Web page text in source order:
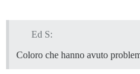
Ed S:
Coloro che hanno avuto